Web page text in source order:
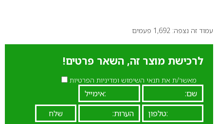
עמוד זה נצפה: 1,692 פעמים
לרכישת מוצר זה, השאר פרטים!
מאשר/ת את תנאי השימוש ומדיניות הפרטיות